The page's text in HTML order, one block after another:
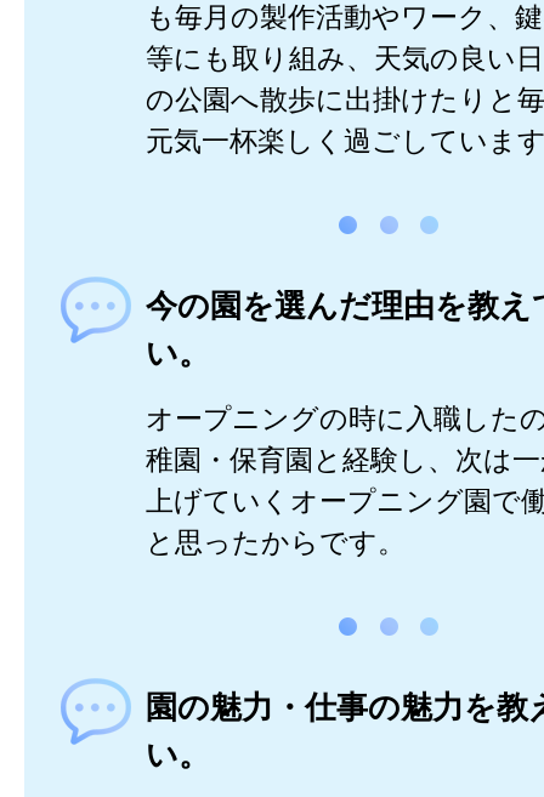
も毎月の製作活動やワーク、
等にも取り組み、天気の良い
の公園へ散歩に出掛けたりと
元気一杯楽しく過ごしていま
今の園を選んだ理由を教え
い。
オープニングの時に入職した
稚園・保育園と経験し、次は
上げていくオープニング園で
と思ったからです。
園の魅力・仕事の魅力を教
い。